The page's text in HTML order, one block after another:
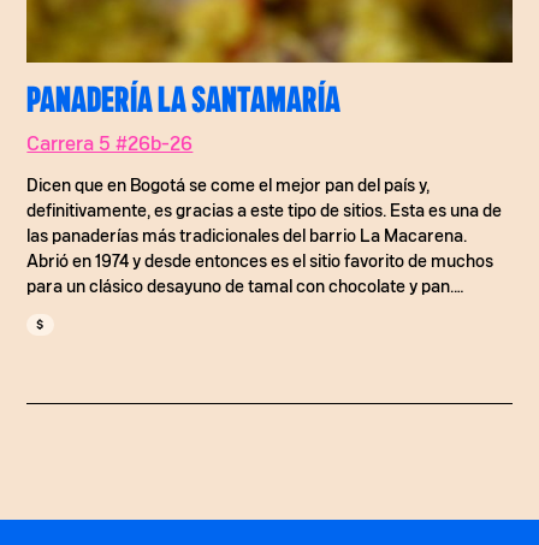
PANADERÍA LA SANTAMARÍA
Carrera 5 #26b-26
Dicen que en Bogotá se come el mejor pan del país y,
definitivamente, es gracias a este tipo de sitios. Esta es una de
las panaderías más tradicionales del barrio La Macarena.
Abrió en 1974 y desde entonces es el sitio favorito de muchos
para un clásico desayuno de tamal con chocolate y pan.
$